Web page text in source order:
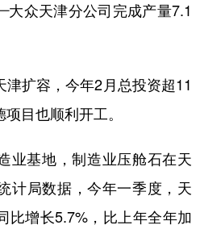
众天津分公司完成产量7.1
容，今年2月总投资超11
目也顺利开工。
基地，制造业压舱石在天
计局数据，今年一季度，天
比增长5.7%，比上年全年加